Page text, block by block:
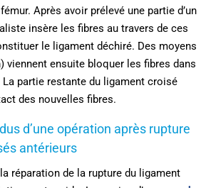
Après avoir prélevé une partie d’un
insère les fibres au travers de ces
le ligament déchiré. Des moyens
viennent ensuite bloquer les fibres dans
partie restante du ligament croisé
des nouvelles fibres.
d’une opération après rupture
antérieurs
réparation de la rupture du ligament